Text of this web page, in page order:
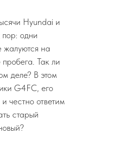
Hyundai и
пор: одни
жалуются на
Так ли
деле? В этом
G4FC, его
честно ответим
старый